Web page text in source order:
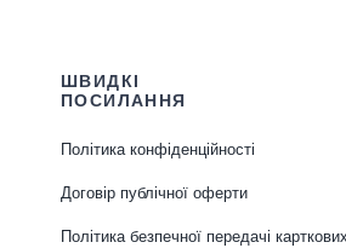
ШВИДКІ
ПОСИЛАННЯ
Політика конфіденційності
Договір публічної оферти
Політика безпечної передачі